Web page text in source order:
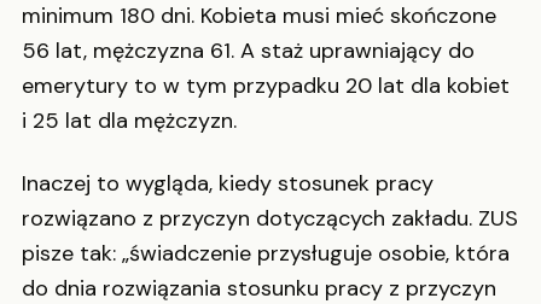
minimum 180 dni. Kobieta musi mieć skończone
56 lat, mężczyzna 61. A staż uprawniający do
emerytury to w tym przypadku 20 lat dla kobiet
i 25 lat dla mężczyzn.
Inaczej to wygląda, kiedy stosunek pracy
rozwiązano z przyczyn dotyczących zakładu. ZUS
pisze tak: „świadczenie przysługuje osobie, która
do dnia rozwiązania stosunku pracy z przyczyn